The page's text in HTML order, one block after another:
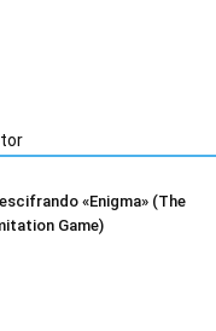
«Enigma» (The
Game)